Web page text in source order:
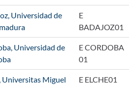
Universidad de
E
BADAJOZ01
Universidad de
E CORDOBA
01
Universitas Miguel
E ELCHE01